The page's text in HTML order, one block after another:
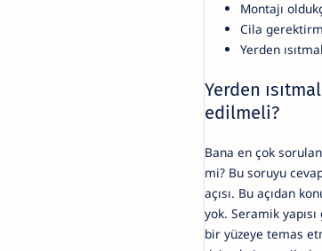
Montajı
Cila
Yerden
Yerden
edilmeli?
Bana en çok
mi? Bu soruyu
açısı. Bu açıdan
yok. Seramik
bir yüzeye temas